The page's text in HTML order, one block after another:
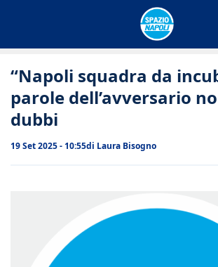
“Napoli squadra da
parole dell’avversario
dubbi
19 Set 2025 - 10:55di Laura Bisogno